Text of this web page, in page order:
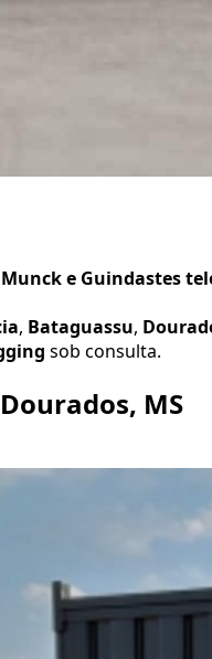
e Guindastes
, Bataguassu,
sob consulta.
MS